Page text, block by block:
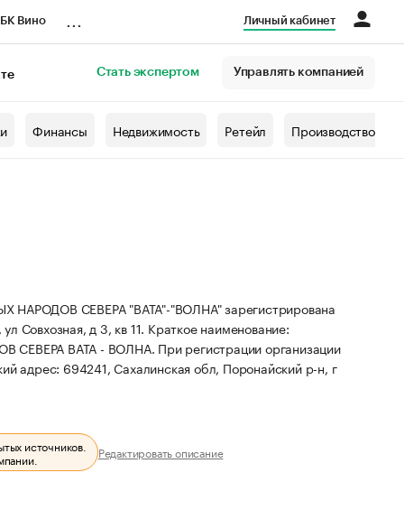
Вино Личный кабинет
Стать экспертом Управлять компанией
Финансы Недвижимость Ретейл Производство
СЕВЕРА "ВАТА"-"ВОЛНА" зарегистрирована
Совхозная, д 3, кв 11. Краткое наименование:
СЕВЕРА ВАТА - ВОЛНА. При регистрации организации
адрес: 694241, Сахалинская обл, Поронайский р-н, г
источников. Редактировать описание